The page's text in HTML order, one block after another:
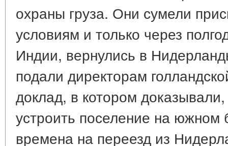
охраны груза. Они сумели
условиям и только через
Индии, вернулись в
подали директорам
доклад, в котором
устроить поселение на южном
времена на переезд из